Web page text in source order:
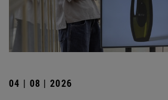
04 | 08 | 2026